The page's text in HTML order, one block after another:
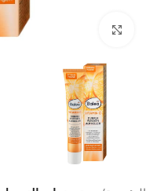
Click to enlarge